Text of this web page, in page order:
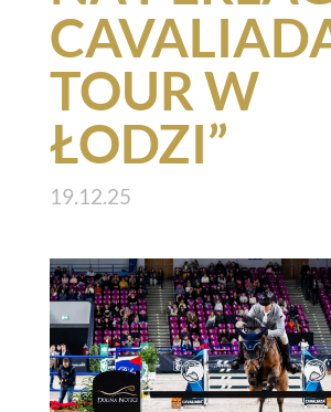
TOUR W
ŁODZI”
19.12.25